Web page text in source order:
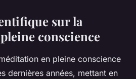
sur la
conscience
en pleine conscience
dernières années, mettant en